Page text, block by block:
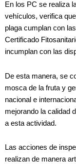
En los PC se realiza
vehículos, verifica
plaga cumplan con
Certificado
incumplan con las
De esta manera, se
mosca de la fruta y
nacional e
mejorando la calidad
a esta actividad.
Las acciones de
realizan de manera